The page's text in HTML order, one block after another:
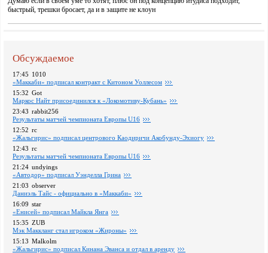
быстрый, трешки бросает, да и в защите не клоун
Обсуждаемое
17:45 1010
«Маккаби» подписал контракт с Китоном Уоллесом
15:32 Got
Маркос Найт присоединился к «Локомотиву-Кубань»
23:43 rabbit256
Pезультаты матчей чемпионата Европы U16
12:52 rc
«Жальгирис» подписал центрового Каодиричи Акобунду-Эхиогу
12:43 rc
Pезультаты матчей чемпионата Европы U16
21:24 undyings
«Автодор» подписал Уэнделла Грина
21:03 observer
Даниэль Тайс - официально в «Маккаби»
16:09 star
«Енисей» подписал Майкла Янга
15:35 ZUB
Мэк Маккланг стал игроком «Жироны»
15:13 Malkolm
«Жальгирис» подписал Кинана Эванса и отдал в аренду